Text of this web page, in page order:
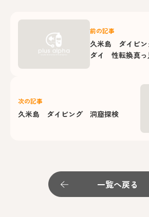
前の記事
久米島 ダイビ
ダイ 性転換真っ
次の記事
久米島 ダイビング 洞窟探検
一覧へ戻る